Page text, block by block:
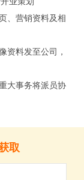
、营销资料及相
料发至公司，
大事务将派员协
取